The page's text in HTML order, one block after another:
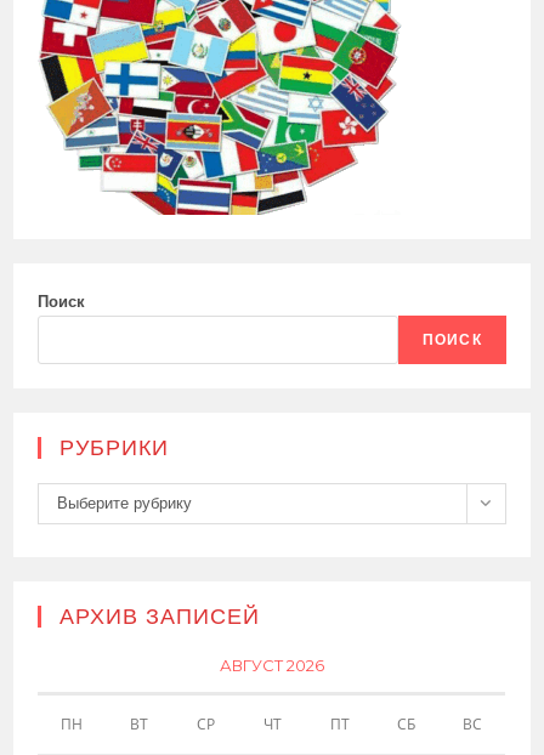
Поиск
ПОИСК
РУБРИКИ
Рубрики
Выберите рубрику
АРХИВ ЗАПИСЕЙ
АВГУСТ 2026
ПН ВТ СР ЧТ ПТ СБ ВС